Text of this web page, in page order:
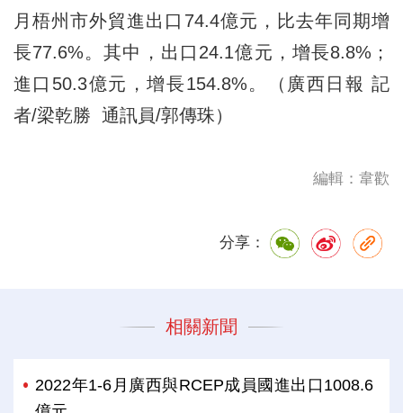
月梧州市外貿進出口74.4億元，比去年同期增
長77.6%。其中，出口24.1億元，增長8.8%；
進口50.3億元，增長154.8%。（廣西日報 記
者/梁乾勝 通訊員/郭傳珠）
編輯：韋歡
分享：
相關新聞
2022年1-6月廣西與RCEP成員國進出口1008.6